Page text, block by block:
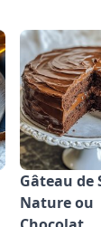
Gâteau de
Nature ou